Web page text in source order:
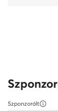
Szponzorált